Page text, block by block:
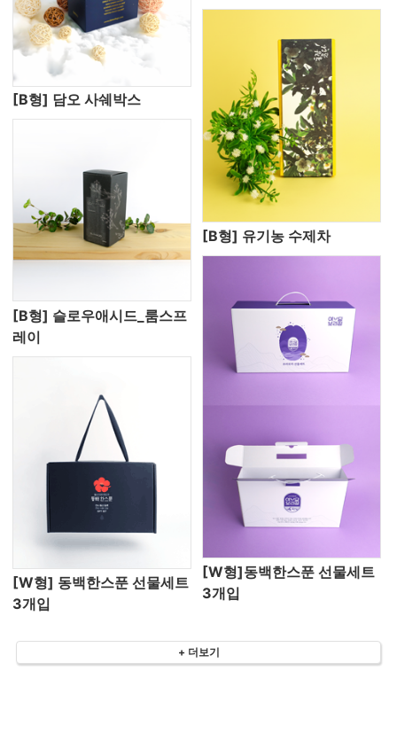
[B형] 담오 사쉐박스
[B형] 슬로우애시드_룸스프
레이
[B형] 유기농 수제차
[W형] 동백한스푼 선물세트
3개입
[W형]동백한스푼 선물세트
3개입
+ 더보기